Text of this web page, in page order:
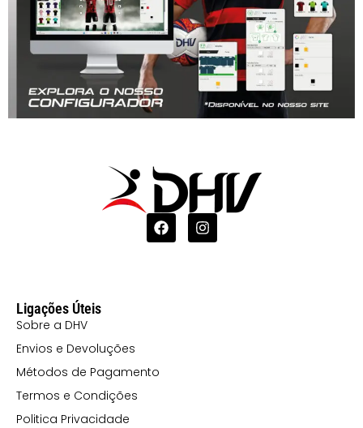
Ligações Úteis
Sobre a DHV
Envios e Devoluções
Métodos de Pagamento
Termos e Condições
Politica Privacidade